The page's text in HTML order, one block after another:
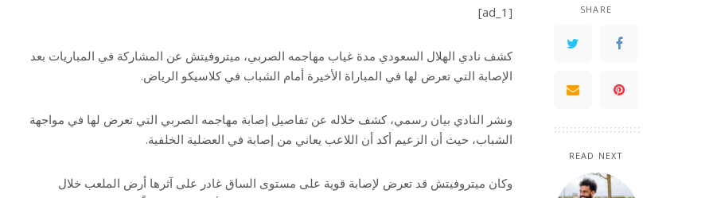
SHARE
READ NEXT
[ad_1]
كشف نادي الهلال السعودي مدة غياب مهاجمه الصربي، ميتروفيتش عن المشاركة في المباريات بعد
الإصابة التي تعرض لها في المباراة الأخيرة أمام الشباب في كلاسيكو الرياض.
ونشر النادي بيان رسمي، كشف خلاله عن تفاصيل إصابة مهاجمه الصربي التي تعرض لها في مواجهة
الشباب، حيث أن الزعيم أكد أن اللاعب يعاني من إصابة في العضلية الخلفية.
وكان ميتروفيتش قد تعرض لإصابة قوية على مستوى الساق غادر على آثرها أرض الملعب خلال